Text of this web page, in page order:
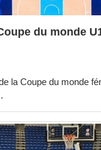
du monde
la Coupe du monde